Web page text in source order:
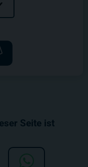
Seite ist